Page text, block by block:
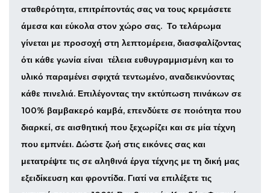
σταθερότητα, επιτρέποντάς σας να τους κρεμάσετε
άμεσα και εύκολα στον χώρο σας. Το τελάρωμα
γίνεται με προσοχή στη λεπτομέρεια, διασφαλίζοντας
ότι κάθε γωνία είναι τέλεια ευθυγραμμισμένη και το
υλικό παραμένει σφιχτά τεντωμένο, αναδεικνύοντας
κάθε πινελιά. Επιλέγοντας την εκτύπωση πινάκων σε
100% βαμβακερό καμβά, επενδύετε σε ποιότητα που
διαρκεί, σε αισθητική που ξεχωρίζει και σε μία τέχνη
που εμπνέει. Δώστε ζωή στις εικόνες σας και
μετατρέψτε τις σε αληθινά έργα τέχνης με τη δική μας
εξειδίκευση και φροντίδα. Γιατί να επιλέξετε τις